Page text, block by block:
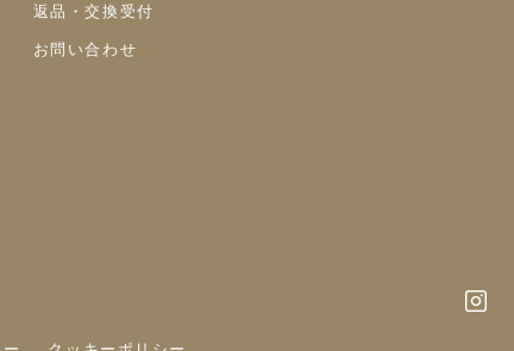
返品・交換受付
お問い合わせ